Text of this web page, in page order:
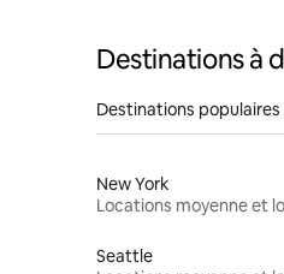
Destinations à
Destinations
New York
Seattle